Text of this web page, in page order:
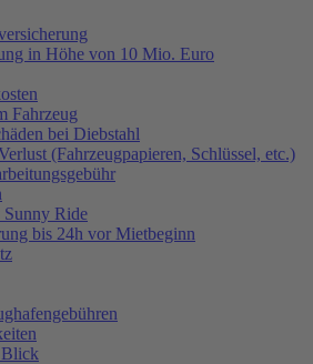
in Höhe von 10 Mio. Euro
Fahrzeug
bei Diebstahl
(Fahrzeugpapieren, Schlüssel, etc.)
Ride
bis 24h vor Mietbeginn